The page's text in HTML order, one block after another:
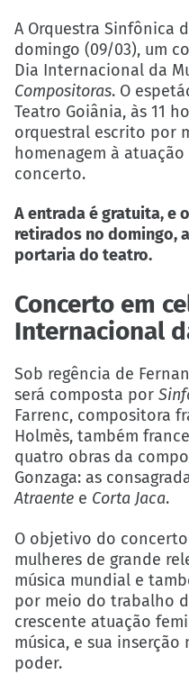
A Orquestra Sinfônica
domingo (09/03), um
Dia Internacional da
Compositoras. O
Teatro Goiânia, às 11
orquestral escrito por
homenagem à
concerto.
A entrada é gratuita, e
retirados no domingo,
portaria do teatro.
Concerto em
Internacional
Sob regência de
será composta por
Farrenc, compositora
Holmès, também
quatro obras da
Gonzaga: as
Atraente e Corta Jaca.
O objetivo do
mulheres de grande
música mundial e
por meio do trabalho
crescente atuação
música, e sua
poder.